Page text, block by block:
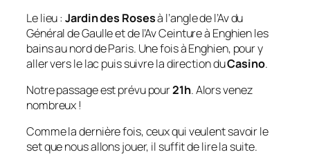
Le lieu : Jardin des Rosesà l’angle de l’Av du
Général de Gaulle et de l’Av Ceinture à Enghien les
bains au nord de Paris. Une fois à Enghien, pour y
aller vers le lac puis suivre la direction duCasino.
Notre passage est prévu pour21h. Alors venez
nombreux !
Comme la dernière fois, ceux qui veulent savoir le
set que nous allons jouer, il suffit de lire la suite.